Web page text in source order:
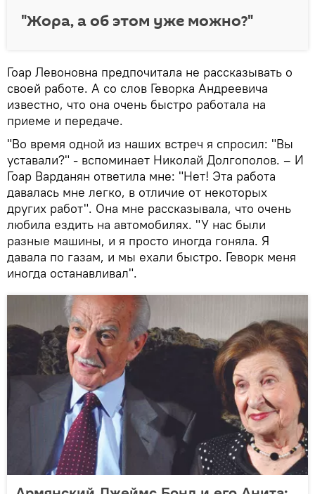
"Жора, а об этом уже можно?"
Гоар Левоновна предпочитала не рассказывать о
своей работе. А со слов Геворка Андреевича
известно, что она очень быстро работала на
приеме и передаче.
"Во время одной из наших встреч я спросил: "Вы
уставали?" - вспоминает Николай Долгополов. – И
Гоар Варданян ответила мне: "Нет! Эта работа
давалась мне легко, в отличие от некоторых
других работ". Она мне рассказывала, что очень
любила ездить на автомобилях. "У нас были
разные машины, и я просто иногда гоняла. Я
давала по газам, и мы ехали быстро. Геворк меня
иногда останавливал".